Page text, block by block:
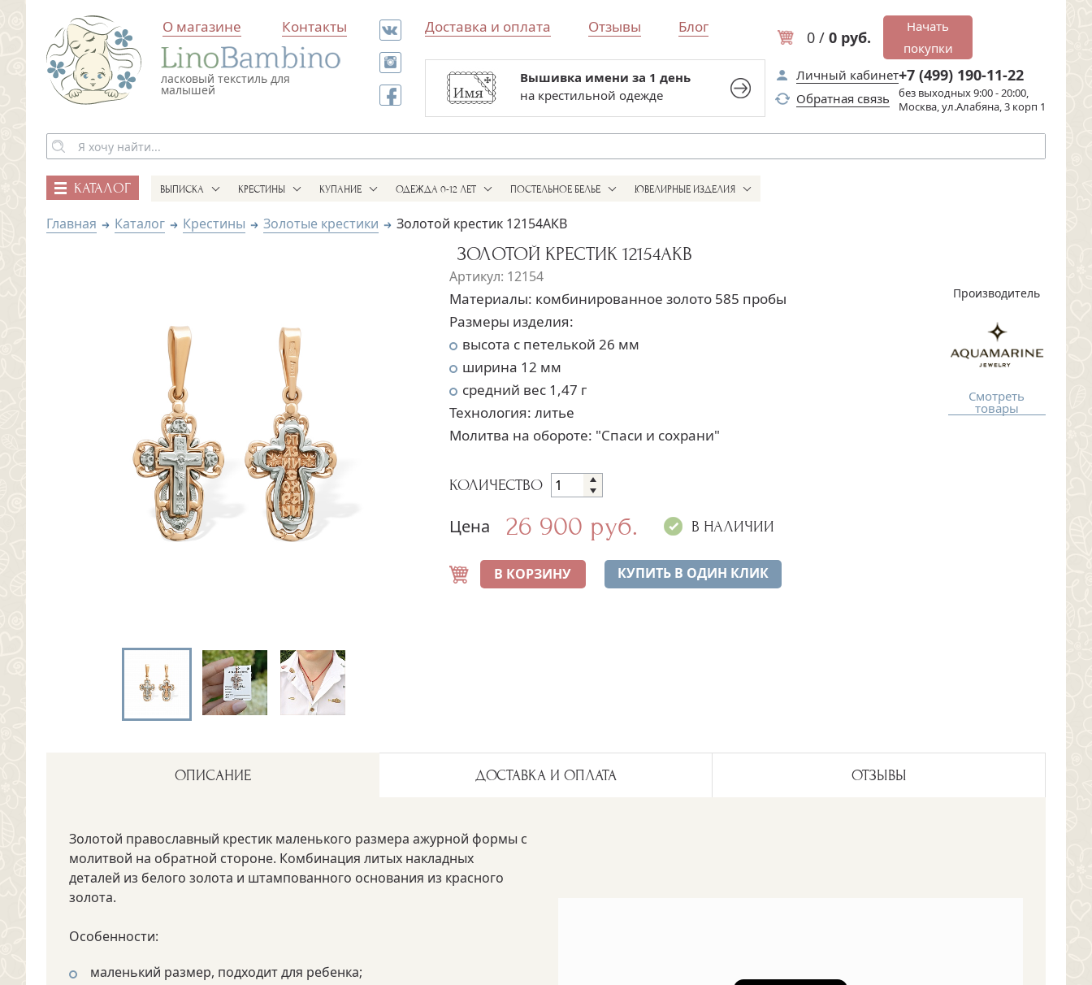
ласковый текстиль для
малышей
О магазине Контакты Доставка и оплата Отзывы Блог
0 / 0 руб.
Начать
покупки
Все для выписки и крестин
в одном магазине
Вышивка имени за 1 день
на крестильной одежде
Личный кабинет
Обратная связь
+7 (499) 190-11-22
без выходных 9:00 - 20:00,
Москва, ул.Алабяна, 3 корп 1
КАТАЛОГ ВЫПИСКА КРЕСТИНЫ КУПАНИЕ ОДЕЖДА 0-12 ЛЕТ ПОСТЕЛЬНОЕ БЕЛЬЕ ЮВЕЛИРНЫЕ ИЗДЕЛИЯ
Главная Каталог Крестины Золотые крестики Золотой крестик 12154АКВ
ЗОЛОТОЙ КРЕСТИК 12154АКВ
Артикул: 12154
Материалы: комбинированное золото 585 пробы
Размеры изделия:
высота с петелькой 26 мм
ширина 12 мм
средний вес 1,47 г
Технология: литье
Молитва на обороте: "Спаси и сохрани"
Производитель
Смотреть
товары
КОЛИЧЕСТВО
Цена 26 900 руб. В НАЛИЧИИ
В КОРЗИНУ КУПИТЬ В ОДИН КЛИК
ОПИСАНИЕ ДОСТАВКА И ОПЛАТА ОТЗЫВЫ
Золотой православный крестик маленького размера ажурной формы с
молитвой на обратной стороне. Комбинация литых накладных
деталей из белого золота и штампованного основания из красного
золота.
Особенности:
маленький размер, подходит для ребенка;